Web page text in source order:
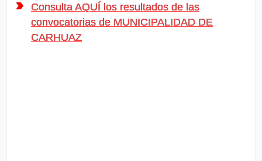
Consulta AQUÍ los resultados de las
convocatorias de MUNICIPALIDAD DE
CARHUAZ